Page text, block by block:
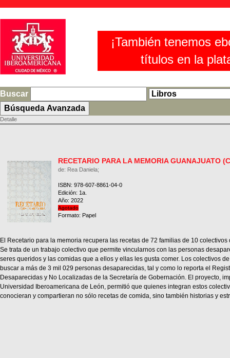
¡También tenemos
títulos en la
Buscar
Detalle
RECETARIO PARA LA MEMORIA GUANAJUATO
de: Rea Daniela;
ISBN: 978-607-8861-04-0
Edición: 1a.
Año: 2022
Agotado
Formato: Papel
El Recetario para la memoria recupera las recetas de 72 familias de 10
Se trata de un trabajo colectivo que permite vincularnos con las personas
seres queridos y las comidas que a ellos y ellas les gusta comer. Los colectivos
buscar a más de 3 mil 029 personas desaparecidas, tal y como lo reporta el
Desaparecidas y No Localizadas de la Secretaría de Gobernación. El proyecto,
Universidad Iberoamericana de León, permitió que quienes integran estos
conocieran y compartieran no sólo recetas de comida, sino también historias y